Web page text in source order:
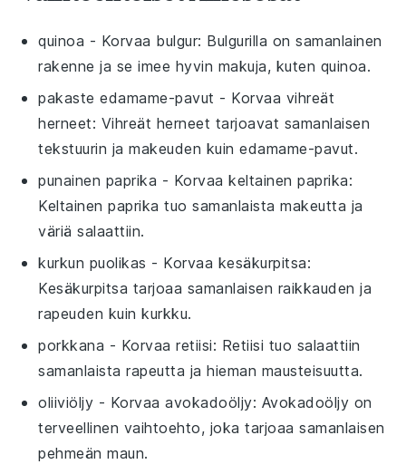
quinoa - Korvaa bulgur: Bulgurilla on samanlainen
rakenne ja se imee hyvin makuja, kuten quinoa.
pakaste edamame-pavut - Korvaa vihreät
herneet: Vihreät herneet tarjoavat samanlaisen
tekstuurin ja makeuden kuin edamame-pavut.
punainen paprika - Korvaakeltainen paprika:
Keltainen paprika tuo samanlaista makeutta ja
väriä salaattiin.
kurkun puolikas - Korvaa kesäkurpitsa:
Kesäkurpitsa tarjoaa samanlaisen raikkauden ja
rapeuden kuin kurkku.
porkkana - Korvaaretiisi: Retiisi tuo salaattiin
samanlaista rapeutta ja hieman mausteisuutta.
oliiviöljy - Korvaaavokadoöljy: Avokadoöljy on
terveellinen vaihtoehto, joka tarjoaa samanlaisen
pehmeän maun.